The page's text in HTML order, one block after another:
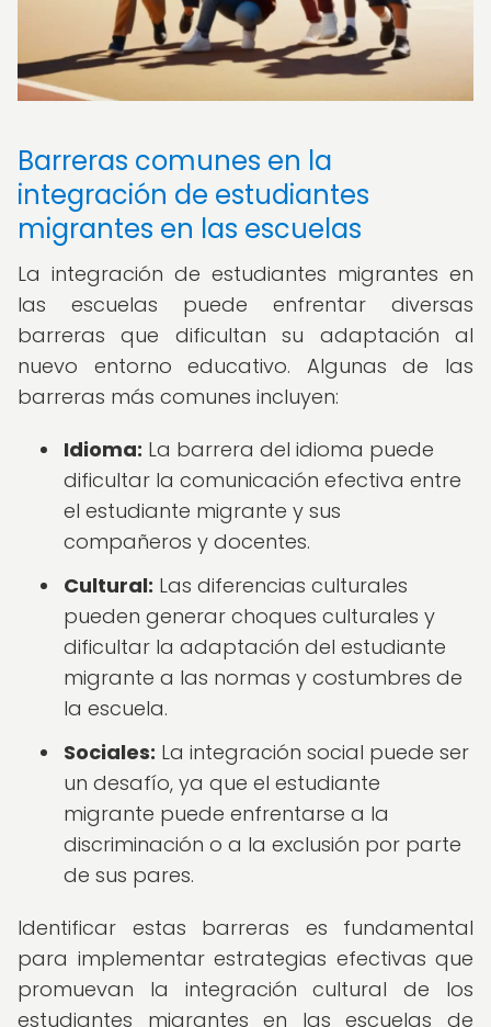
Barreras comunes en la
integración de estudiantes
migrantes en las escuelas
La integración de estudiantes migrantes en
las escuelas puede enfrentar diversas
barreras que dificultan su adaptación al
nuevo entorno educativo. Algunas de las
barreras más comunes incluyen:
Idioma: La barrera del idioma puede
dificultar la comunicación efectiva entre
el estudiante migrante y sus
compañeros y docentes.
Cultural: Las diferencias culturales
pueden generar choques culturales y
dificultar la adaptación del estudiante
migrante a las normas y costumbres de
la escuela.
Sociales: La integración social puede ser
un desafío, ya que el estudiante
migrante puede enfrentarse a la
discriminación o a la exclusión por parte
de sus pares.
Identificar estas barreras es fundamental
para implementar estrategias efectivas que
promuevan la integración cultural de los
estudiantes migrantes en las escuelas de